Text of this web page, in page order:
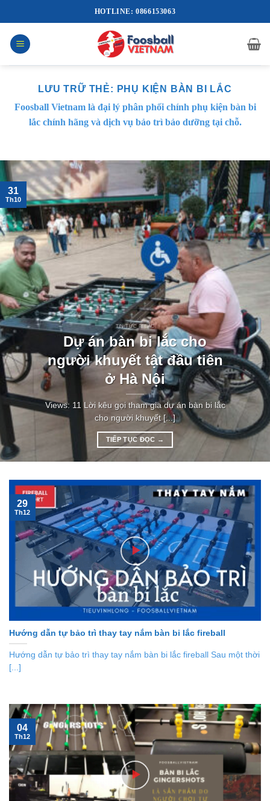
qua
nội
dung
HOTLINE: 0866153063
LƯU TRỮ THẺ: PHỤ KIỆN BÀN BI LẮC
Foosball Vietnam là đại lý phân phối chính phụ kiện bàn bi
lắc chính hãng và dịch vụ bảo trì bảo dưỡng tại chỗ.
TIN TỨC BI LẮC
Dự án bàn bi lắc cho
người khuyết tật đầu tiên
ở Hà Nội
Views: 11 Lời kêu gọi tham gia dự án bàn bi lắc
cho người khuyết [...]
TIẾP TỤC ĐỌC →
31
Th10
Hướng dẫn tự bảo trì thay tay nắm bàn bi lắc fireball
Hướng dẫn tự bảo trì thay tay nắm bàn bi lắc fireball Sau một thời
[...]
29
Th12
04
Th12